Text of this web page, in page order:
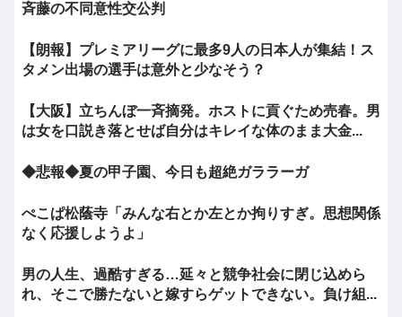
斉藤の不同意性交公判
【朗報】プレミアリーグに最多9人の日本人が集結！ス
タメン出場の選手は意外と少なそう？
【大阪】立ちんぼ一斉摘発。ホストに貢ぐため売春。男
は女を口説き落とせば自分はキレイな体のまま大金...
◆悲報◆夏の甲子園、今日も超絶ガララーガ
ぺこぱ松蔭寺「みんな右とか左とか拘りすぎ。思想関係
なく応援しようよ」
男の人生、過酷すぎる…延々と競争社会に閉じ込めら
れ、そこで勝たないと嫁すらゲットできない。負け組...